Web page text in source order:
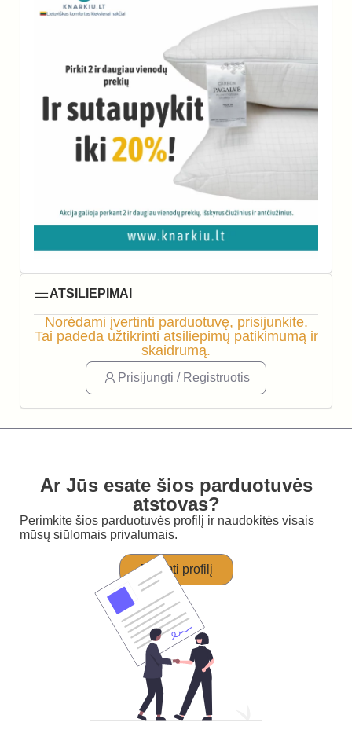
ATSILIEPIMAI
Norėdami įvertinti parduotuvę, prisijunkite.
Tai padeda užtikrinti atsiliepimų patikimumą ir
skaidrumą.
Prisijungti / Registruotis
Ar Jūs esate šios parduotuvės
atstovas?
Perimkite šios parduotuvės profilį ir naudokitės visais
mūsų siūlomais privalumais.
Perimti profilį